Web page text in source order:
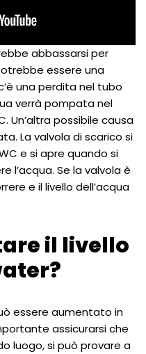
abbassarsi per
essere una
una perdita nel tubo
verrà pompata nel
Un’altra possibile causa
La valvola di scarico si
e si apre quando si
l’acqua. Se la valvola è
e il livello dell’acqua
il livello
essere aumentato in
assicurarsi che
luogo, si può provare a